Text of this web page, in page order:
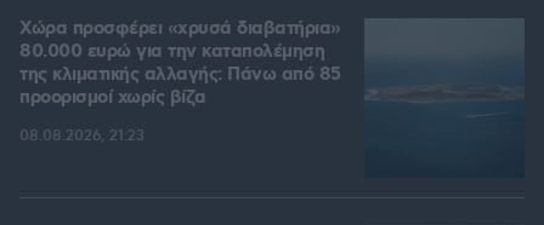
Χώρα προσφέρει «χρυσά διαβατήρια»
80.000 ευρώ για την καταπολέμηση
της κλιματικής αλλαγής: Πάνω από 85
προορισμοί χωρίς βίζα
08.08.2026, 21:23